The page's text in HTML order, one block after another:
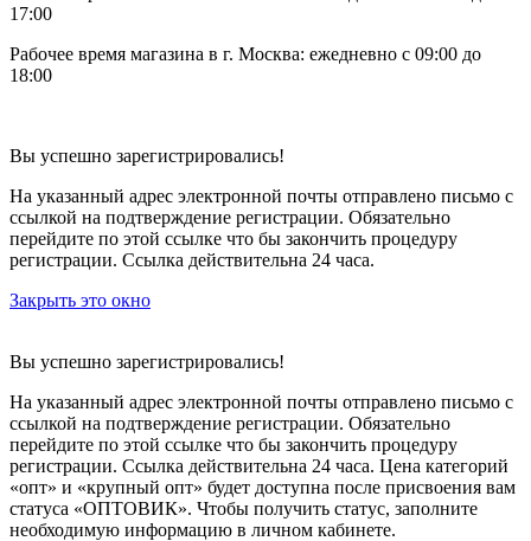
17:00
Рабочее время магазина в г. Москва: ежедневно с 09:00 до
18:00
Вы успешно зарегистрировались!
На указанный адрес электронной почты отправлено письмо с
ссылкой на подтверждение регистрации. Обязательно
перейдите по этой ссылке что бы закончить процедуру
регистрации. Ссылка действительна 24 часа.
Закрыть это окно
Вы успешно зарегистрировались!
На указанный адрес электронной почты отправлено письмо с
ссылкой на подтверждение регистрации. Обязательно
перейдите по этой ссылке что бы закончить процедуру
регистрации. Ссылка действительна 24 часа. Цена категорий
«опт» и «крупный опт» будет доступна после присвоения вам
статуса «ОПТОВИК». Чтобы получить статус, заполните
необходимую информацию в личном кабинете.